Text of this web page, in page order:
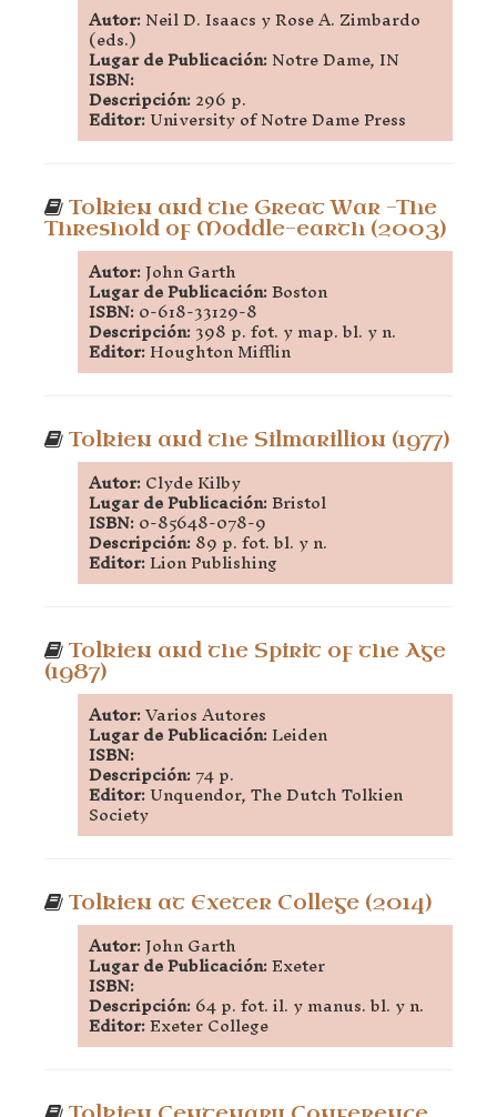
Autor:Neil D. Isaacs y Rose A. Zimbardo
(eds.)
Lugar de Publicación:Notre Dame, IN
ISBN:
Descripción:296 p.
Editor:University of Notre Dame Press
Tolkien and the Great War -The
Threshold of Moddle-earth (2003)
Autor:John Garth
Lugar de Publicación:Boston
ISBN:0-618-33129-8
Descripción:398 p. fot. y map. bl. y n.
Editor:Houghton Mifflin
Tolkien and the Silmarillion (1977)
Autor:Clyde Kilby
Lugar de Publicación:Bristol
ISBN:0-85648-078-9
Descripción:89 p. fot. bl. y n.
Editor:Lion Publishing
Tolkien and the Spirit of the Age
(1987)
Autor:Varios Autores
Lugar de Publicación:Leiden
ISBN:
Descripción:74 p.
Editor:Unquendor, The Dutch Tolkien
Society
Tolkien at Exeter College (2014)
Autor:John Garth
Lugar de Publicación:Exeter
ISBN:
Descripción:64 p. fot. il. y manus. bl. y n.
Editor:Exeter College